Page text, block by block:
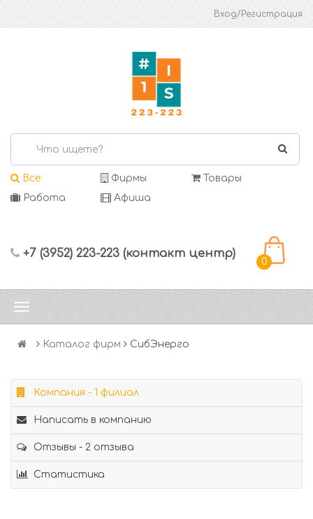
Вход/Регистрация
Все Фирмы
Товары
Работа
Афиша
+7 (3952) 223-223 (контакт центр)
0
Каталог фирм СибЭнерго
Компания - 1 филиал
Написать в компанию
Отзывы - 2 отзыва
Статистика